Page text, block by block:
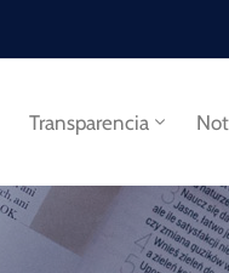
Transparencia